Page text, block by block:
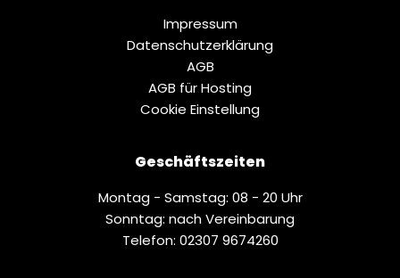
Impressum
Datenschutz­erklärung
AGB
AGB für Hosting
Cookie Einstellung
Geschäftszeiten
Montag - Samstag: 08 - 20 Uhr
Sonntag: nach Vereinbarung
Telefon: 02307 9674260